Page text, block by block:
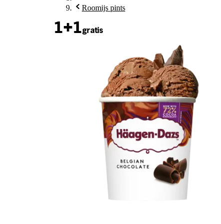
Roomijs pints
1+1gratis